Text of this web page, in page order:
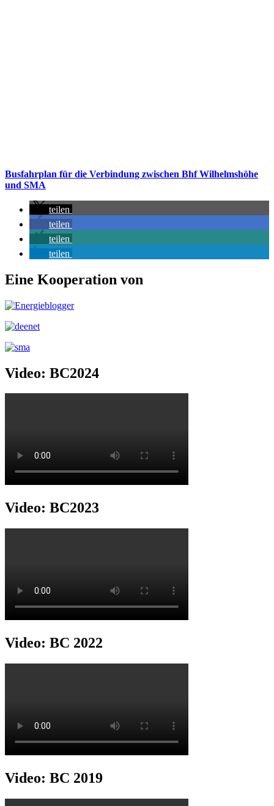
Busfahrplan für die Verbindung zwischen Bhf Wilhelmshöhe
und SMA
teilen
teilen
teilen
teilen
Eine Kooperation von
Video: BC2024
Video: BC2023
Video: BC 2022
Video: BC 2019